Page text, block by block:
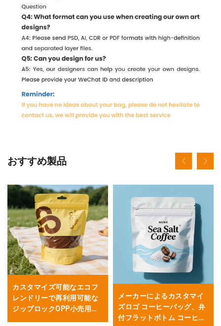
おすすめ製品
カスタマイズ可能なエコフ
レンドリーで再利用可能な
ジップロックOPP小売用大
メーカーによるカスタマイ
ズロゴ コーヒーバッグ、弁
付フラットボトム コーヒー